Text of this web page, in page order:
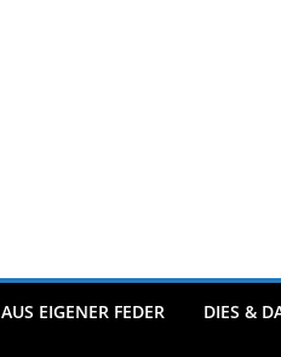
AUS EIGENER FEDER DIES &